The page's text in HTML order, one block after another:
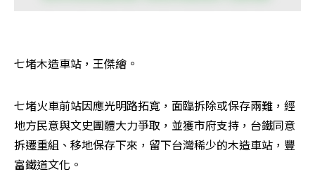
七堵木造車站，王傑繪。
七堵火車前站因應光明路拓寬，面臨拆除或保存兩難，經
地方民意與文史團體大力爭取，並獲市府支持，台鐵同意
拆遷重組、移地保存下來，留下台灣稀少的木造車站，豐
富鐵道文化。